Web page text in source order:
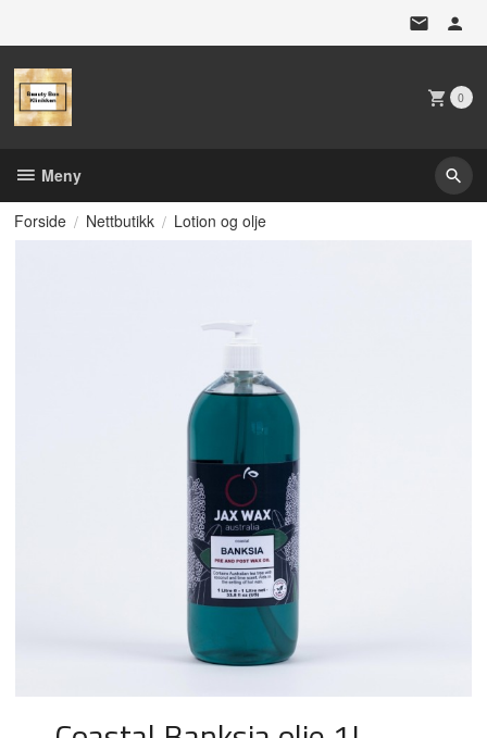
0
Meny
Forside Nettbutikk Lotion og olje